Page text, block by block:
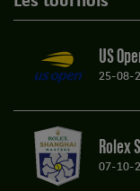
US
25-08-
Rolex
07-10-